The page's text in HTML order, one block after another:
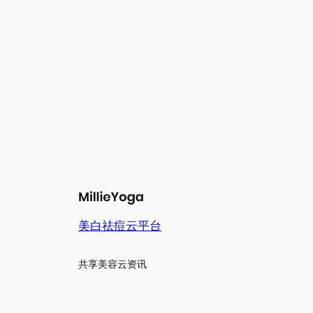
美白祛痘云平台
共享美容云资讯